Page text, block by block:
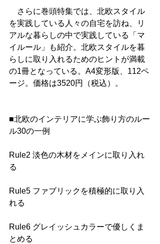
さらに巻頭特集では、北欧スタイル
を実践している人々の自宅を訪ね、リ
アルな暮らしの中で実践している「マ
イルール」も紹介。北欧スタイルを暮
らしに取り入れるためのヒントが満載
の1冊となっている。A4変形版、112ペ
ージ。価格は3520円（税込）。
■北欧のインテリアに学ぶ飾り方のルー
ル30の一例
Rule2 淡色の木材をメインに取り入れ
る
Rule5 ファブリックを積極的に取り入
れる
Rule6 グレイッシュカラーで優しくま
とめる